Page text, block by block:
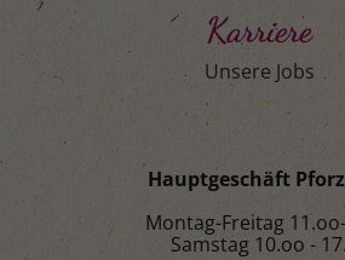
Karriere
Unsere Jobs
Hauptgeschäft
Montag-Freitag
Samstag 10.oo -